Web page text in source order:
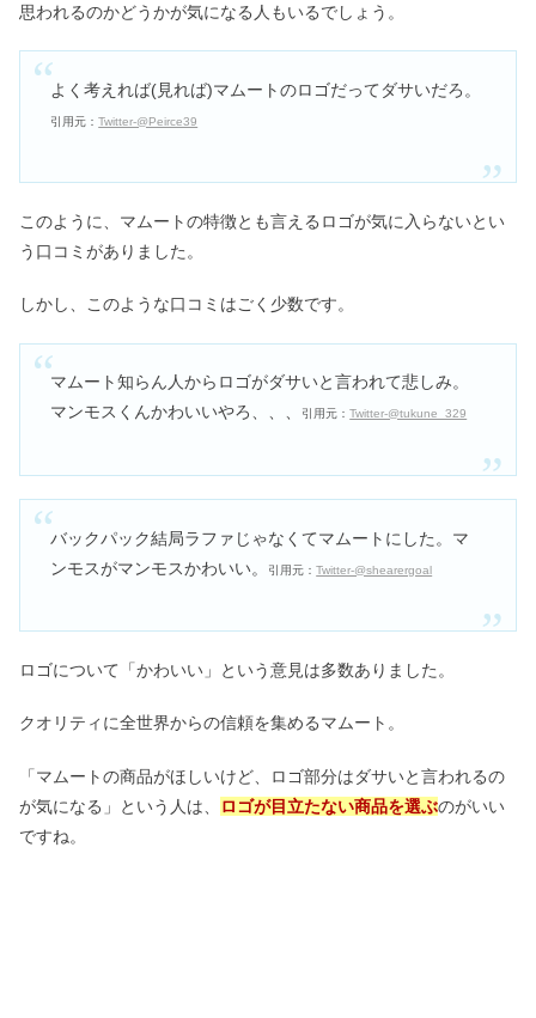
思われるのかどうかが気になる人もいるでしょう。
よく考えれば(見れば)マムートのロゴだってダサいだろ。
引用元：Twitter-@Peirce39
このように、マムートの特徴とも言えるロゴが気に入らないとい
う口コミがありました。
しかし、このような口コミはごく少数です。
マムート知らん人からロゴがダサいと言われて悲しみ。
マンモスくんかわいいやろ、、、
引用元：Twitter-@tukune_329
バックパック結局ラファじゃなくてマムートにした。マ
ンモスがマンモスかわいい。
引用元：Twitter-@shearergoal
ロゴについて「かわいい」という意見は多数ありました。
クオリティに全世界からの信頼を集めるマムート。
「マムートの商品がほしいけど、ロゴ部分はダサいと言われるの
が気になる」という人は、
ロゴが目立たない商品を選ぶのがいい
ですね。